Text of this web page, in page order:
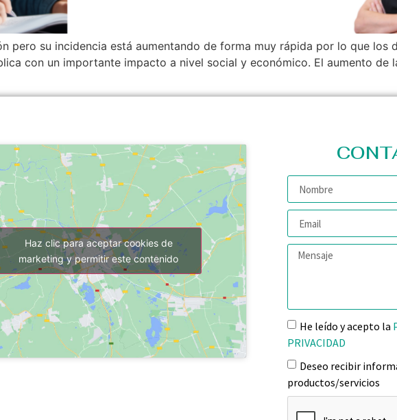
pero su incidencia está aumentando de forma muy rápida por lo que los
con un importante impacto a nivel social y económico. El aumento de
Haz clic para aceptar cookies de
marketing y permitir este contenido
He leído y acepto la
PRIVACIDAD
Deseo recibir
productos/servicios